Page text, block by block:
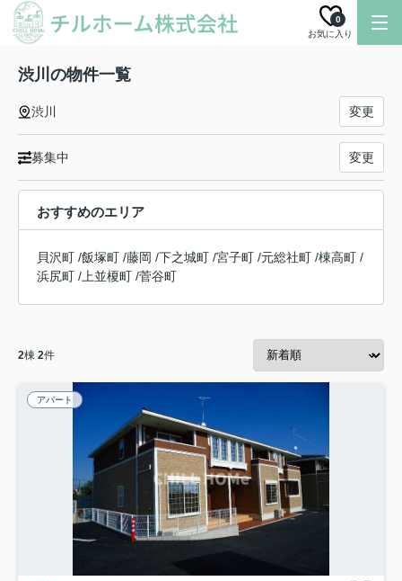
お気に入り
0
渋川の物件一覧
渋川 変更
募集中 変更
おすすめのエリア
貝沢町 /飯塚町 /藤岡 /下之城町 /宮子町 /元総社町 /棟高町 /
浜尻町 / 上並榎町 /菅谷町
2棟 2件
アパート